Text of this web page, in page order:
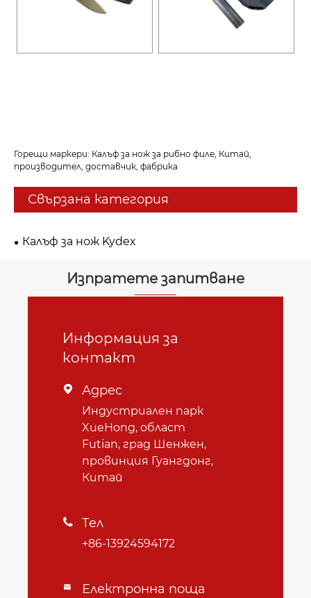
Горещи маркери: Калъф за нож за рибно филе, Китай,
производител, доставчик, фабрика
Свързана категория
Калъф за нож Kydex
Изпратете запитване
Информация за
контакт
 Адрес
Индустриален парк
XueHong, област
Futian, град Шенжен,
провинция Гуангдонг,
Китай
 Тел
+86-13924594172
 Електронна поща